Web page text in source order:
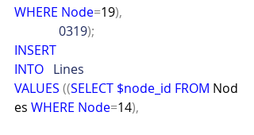
WHERE Node=19),
0319);
INSERT
INTO Lines
VALUES ((SELECT $node_id FROM Nod
es WHERE Node=14),